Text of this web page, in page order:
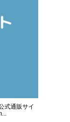
式通販サイ